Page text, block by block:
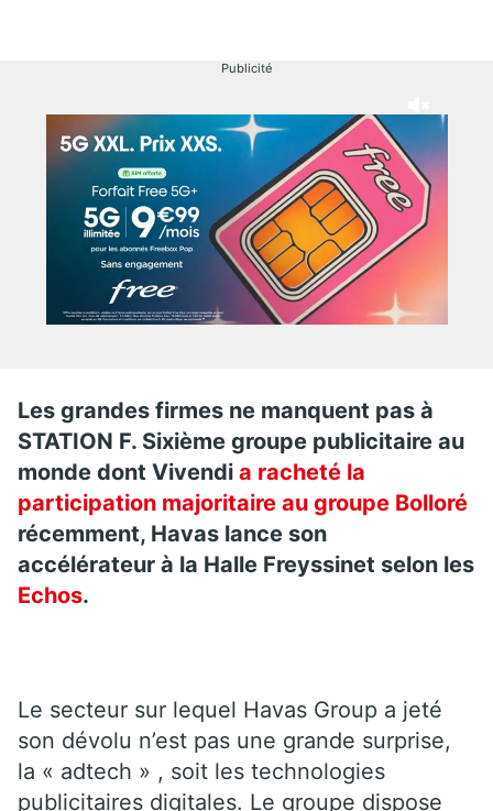
Publicité
Les grandes firmes ne manquent pas à
STATION F. Sixième groupe publicitaire au
monde dont Vivendi a racheté la
participation majoritaire au groupe Bolloré
récemment, Havas lance son
accélérateur à la Halle Freyssinet selon les
Echos.
Le secteur sur lequel Havas Group a jeté
son dévolu n’est pas une grande surprise,
la « adtech » , soit les technologies
publicitaires digitales. Le groupe dispose